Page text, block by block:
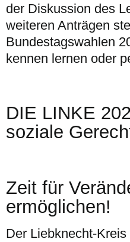
der Diskussion des
weiteren Anträgen
Bundestagswahlen
kennen lernen oder
DIE LINKE
soziale
Zeit für
ermöglichen!
Der Liebknecht-